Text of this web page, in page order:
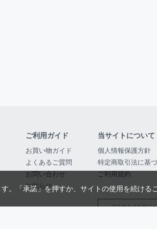
ご利用ガイド
お買い物ガイド
よくあるご質問
お問い合わせ
お知らせ
当サイトについて
個人情報保護方針
特定商取引法に基
ご利用規約
コニカミノルタジ
。「承諾」を押すか、サイトの使用を続ける